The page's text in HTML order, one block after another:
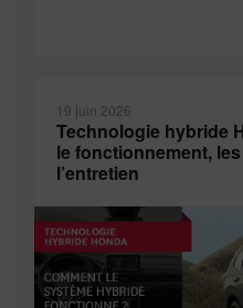
19 juin 2026
Technologie hybride
le fonctionnement,
l’entretien